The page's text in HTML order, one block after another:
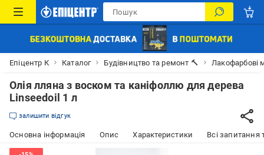
Епіцентр К Каталог Будівництво та ремонт 🔨 Лакофарбові
Олія лляна з воском та каніфоллю для дерева
Linseedoil 1 л
залишити відгук
Основна інформація Опис Характеристики Всі запитання